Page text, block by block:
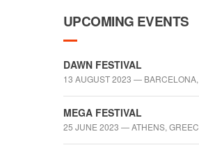
UPCOMING EVENTS
DAWN FESTIVAL
13 AUGUST 2023 — BARCELONA,
MEGA FESTIVAL
25 JUNE 2023 — ATHENS,